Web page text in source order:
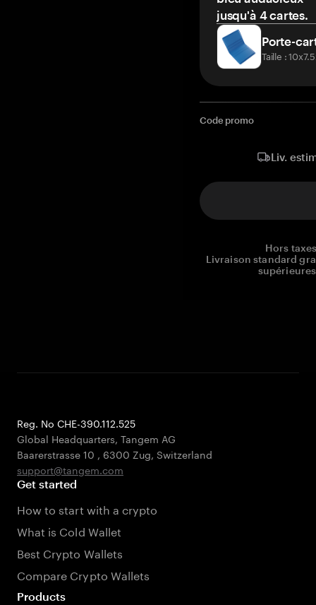
jusqu'à 4 cartes.
Porte-
Taille :
Code promo
Liv.
Hors
Livraison standard
Reg. No CHE-390.112.525
Global Headquarters, Tangem AG
Baarerstrasse 10 , 6300 Zug, Switzerland
support@tangem.com
Get started
How to start with a crypto
What is Cold Wallet
Best Crypto Wallets
Compare Crypto Wallets
Products